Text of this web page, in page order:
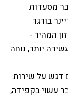
מסעדות
בורגר
המהיר -
יותר, נוחה
דגש על שירות
עשוי בקפידה,